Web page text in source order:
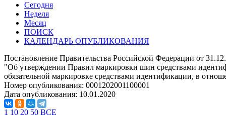
Сегодня
Неделя
Месяц
ПОИСК
КАЛЕНДАРЬ ОПУБЛИКОВАНИЯ
Постановление Правительства Российской Федерации от
"Об утверждении Правил маркировки шин средствами
обязательной маркировке средствами идентификации, в
Номер опубликования: 0001202001100001
Дата опубликования: 10.01.2020
1 10 20 50 ВСЕ